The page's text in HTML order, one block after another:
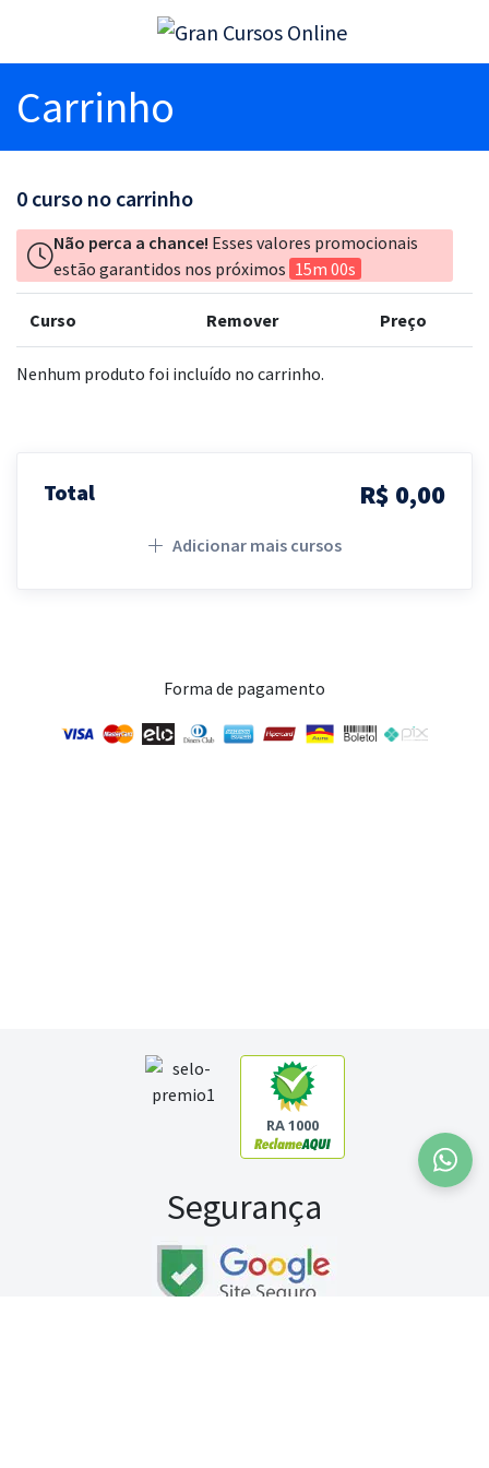
Carrinho
0 curso no carrinho
Não perca a chance! Esses valores promocionais
estão garantidos nos próximos 15m 00s
Curso Remover Preço
Nenhum produto foi incluído no carrinho.
Total R$ 0,00
Adicionar mais cursos
Forma de pagamento
RA 1000
Segurança